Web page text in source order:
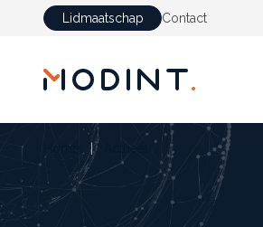
GA NAAR DE INHOUD
Lidmaatschap Contact
Home